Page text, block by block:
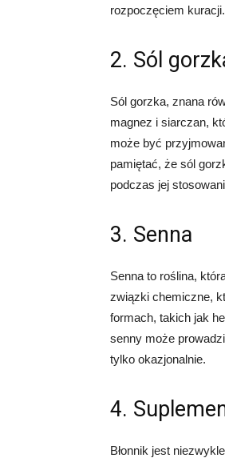
rozpoczęciem kuracji.
2. Sól
Sól gorzka, znana
magnez i siarczan,
może być
pamiętać, że sól
podczas jej
3. Senna
Senna to roślina,
związki chemiczne,
formach, takich jak
senny może
tylko okazjonalnie.
4.
Błonnik jest